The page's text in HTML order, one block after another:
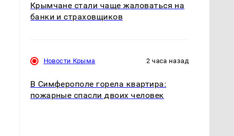
Крымчане стали чаще жаловаться на
банки и страховщиков
Новости Крыма 2 часа назад
В Симферополе горела квартира:
пожарные спасли двоих человек